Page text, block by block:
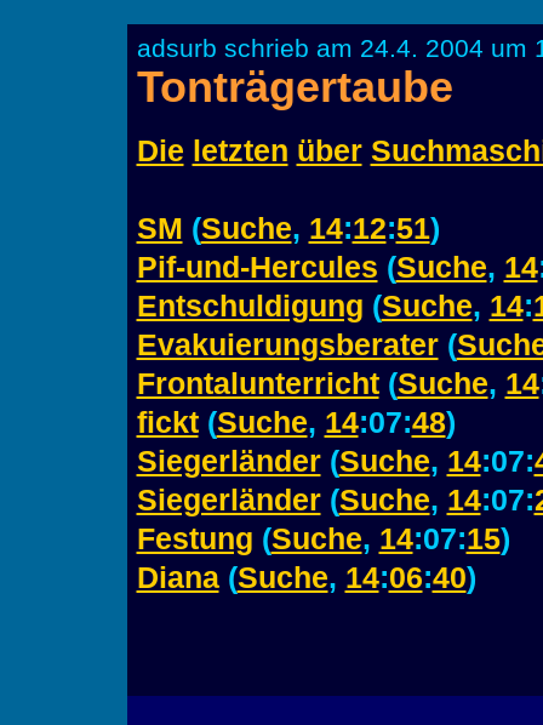
adsurb schrieb am 24.4. 2004 um
Tonträgertaube
Die letzten über
SM (Suche, 14:12:51)
Pif-und-Hercules (Suche, 14
Entschuldigung (Suche, 14:
Evakuierungsberater(
Frontalunterricht(Suche, 14
fickt(Suche, 14:07:48)
Siegerländer(Suche, 14:07:
Siegerländer(Suche, 14:07:
Festung (Suche, 14:07:15)
Diana(Suche, 14:06:40)